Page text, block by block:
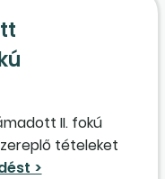
II. fokú
tételeket